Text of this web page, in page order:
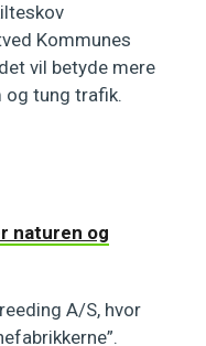
Kommunes
vil betyde mere
og tung trafik.
naturen og
A/S, hvor